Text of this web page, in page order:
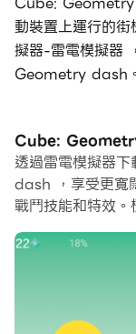
動裝置上運行的
擬器-雷電模擬器
Geometry dash
在電腦上運行
上清晰地瀏覽, 而
盤要快得多，同
通過多開和同步
的大螢幕和高畫質
Cube:
透過雷電模擬器
dash ，享受更寬
戰鬥技能和特效。